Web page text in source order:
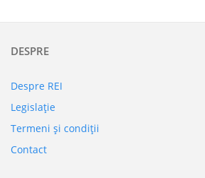
DESPRE
Despre REI
Legislaţie
Termeni şi condiţii
Contact